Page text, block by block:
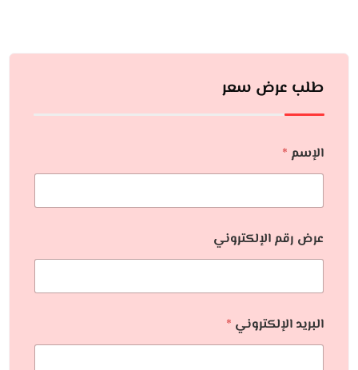
طلب عرض سعر
الإسم *
عرض رقم الإلكتروني
البريد الإلكتروني *